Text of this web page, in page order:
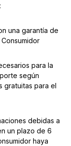
una garantía de
para la
según
gratuitas para el
debidas a
un plazo de 6
haya